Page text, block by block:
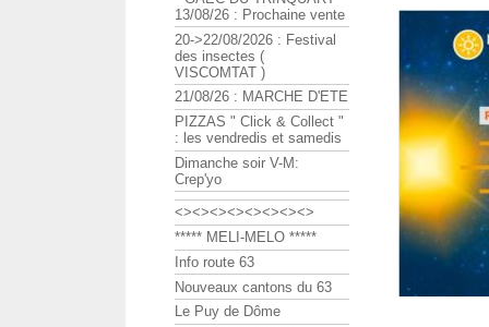
13/08/26 : Prochaine vente
20->22/08/2026 : Festival
des insectes (
VISCOMTAT )
21/08/26 : MARCHE D'ETE
PIZZAS " Click & Collect "
: les vendredis et samedis
Dimanche soir V-M:
Crep'yo
<><><><><><><><>
***** MELI-MELO *****
Info route 63
Nouveaux cantons du 63
Le Puy de Dôme